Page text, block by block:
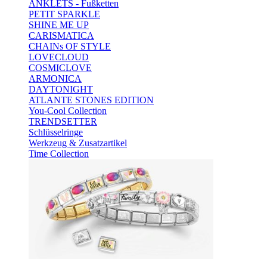
ANKLETS - Fußketten
PETIT SPARKLE
SHINE ME UP
CARISMATICA
CHAINs OF STYLE
LOVECLOUD
COSMICLOVE
ARMONICA
DAYTONIGHT
ATLANTE STONES EDITION
You-Cool Collection
TRENDSETTER
Schlüsselringe
Werkzeug & Zusatzartikel
Time Collection